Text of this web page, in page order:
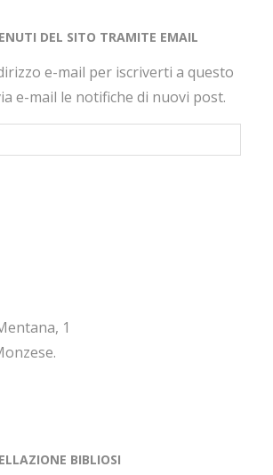
DEL SITO TRAMITE EMAIL
e-mail per iscriverti a questo
e-mail le notifiche di nuovi post.
1
BIBLIOSI